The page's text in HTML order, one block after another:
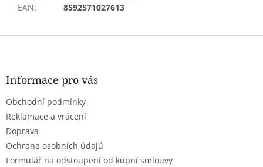
EAN: 8592571027613
Z
Informace pro vás
Obchodní podmínky
Reklamace a vrácení
Doprava
Ochrana osobních údajů
Formulář na odstoupení od kupní smlouvy